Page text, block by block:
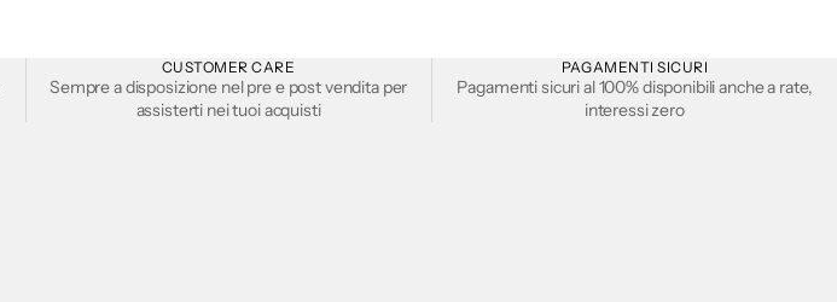
CUSTOMER CARE
Sempre a disposizione nel pre e post vendita per
assisterti nei tuoi acquisti
PAGAMENTI SICURI
Pagamenti sicuri al 100% disponibili anche a rate,
interessi zero